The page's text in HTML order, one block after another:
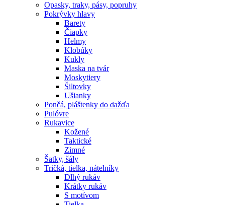
Opasky, traky, pásy, popruhy
Pokrývky hlavy
Barety
Čiapky
Helmy
Klobúky
Kukly
Maska na tvár
Moskytiery
Šiltovky
Ušianky
Pončá, pláštenky do dažďa
Pulóvre
Rukavice
Kožené
Taktické
Zimné
Šatky, šály
Tričká, tielka, nátelníky
Dlhý rukáv
Krátky rukáv
S motívom